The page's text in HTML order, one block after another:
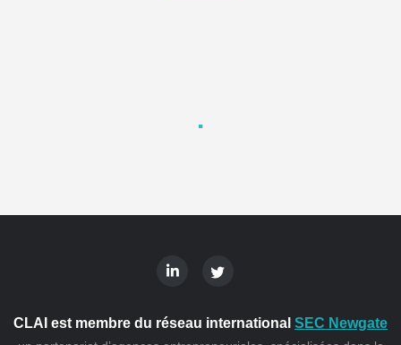
CLAI est membre du réseau international SEC Newgate